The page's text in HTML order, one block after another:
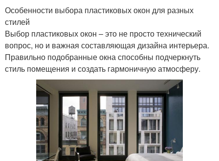
Особенности выбора пластиковых окон для разных
стилей
Выбор пластиковых окон – это не просто технический
вопрос, но и важная составляющая дизайна интерьера.
Правильно подобранные окна способны подчеркнуть
стиль помещения и создать гармоничную атмосферу.